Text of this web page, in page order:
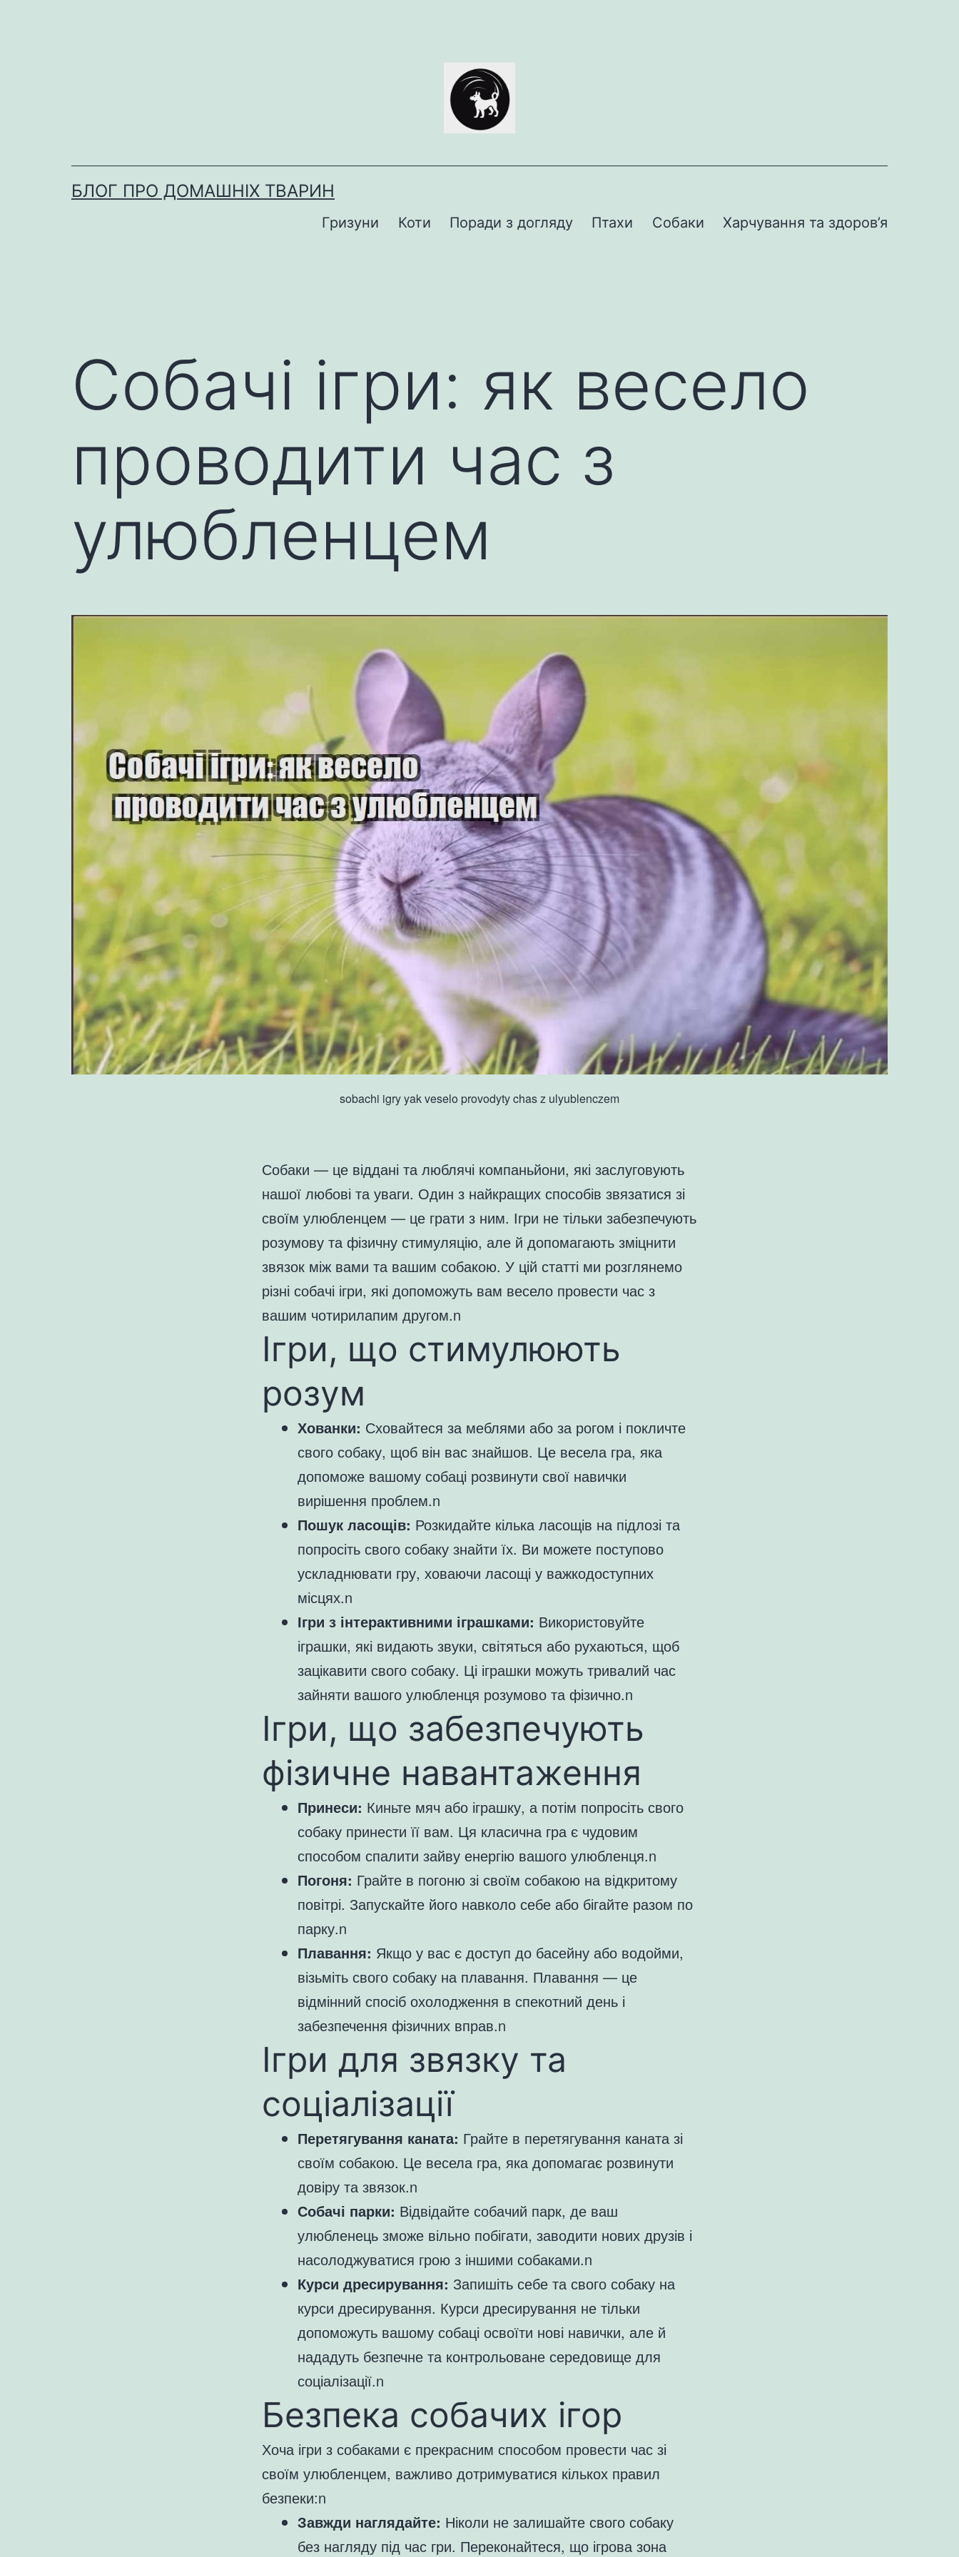
БЛОГ ПРО ДОМАШНІХ ТВАРИН
Гризуни Коти Поради з догляду Птахи Собаки Харчування та здоров’я
Собачі ігри: як весело
проводити час з
улюбленцем
sobachi igry yak veselo provodyty chas z ulyublenczem
Собаки — це віддані та люблячі компаньйони, які заслуговують
нашої любові та уваги. Один з найкращих способів звязатися зі
своїм улюбленцем — це грати з ним. Ігри не тільки забезпечують
розумову та фізичну стимуляцію, але й допомагають зміцнити
звязок між вами та вашим собакою. У цій статті ми розглянемо
різні собачі ігри, які допоможуть вам весело провести час з
вашим чотирилапим другом.n
Ігри, що стимулюють
розум
Хованки: Сховайтеся за меблями або за рогом і покличте
свого собаку, щоб він вас знайшов. Це весела гра, яка
допоможе вашому собаці розвинути свої навички
вирішення проблем.n
Пошук ласощів: Розкидайте кілька ласощів на підлозі та
попросіть свого собаку знайти їх. Ви можете поступово
ускладнювати гру, ховаючи ласощі у важкодоступних
місцях.n
Ігри з інтерактивними іграшками: Використовуйте
іграшки, які видають звуки, світяться або рухаються, щоб
зацікавити свого собаку. Ці іграшки можуть тривалий час
зайняти вашого улюбленця розумово та фізично.n
Ігри, що забезпечують
фізичне навантаження
Принеси: Киньте мяч або іграшку, а потім попросіть свого
собаку принести її вам. Ця класична гра є чудовим
способом спалити зайву енергію вашого улюбленця.n
Погоня: Грайте в погоню зі своїм собакою на відкритому
повітрі. Запускайте його навколо себе або бігайте разом по
парку.n
Плавання: Якщо у вас є доступ до басейну або водойми,
візьміть свого собаку на плавання. Плавання — це
відмінний спосіб охолодження в спекотний день і
забезпечення фізичних вправ.n
Ігри для звязку та
соціалізації
Перетягування каната: Грайте в перетягування каната зі
своїм собакою. Це весела гра, яка допомагає розвинути
довіру та звязок.n
Собачі парки: Відвідайте собачий парк, де ваш
улюбленець зможе вільно побігати, заводити нових друзів і
насолоджуватися грою з іншими собаками.n
Курси дресирування: Запишіть себе та свого собаку на
курси дресирування. Курси дресирування не тільки
допоможуть вашому собаці освоїти нові навички, але й
нададуть безпечне та контрольоване середовище для
соціалізації.n
Безпека собачих ігор
Хоча ігри з собаками є прекрасним способом провести час зі
своїм улюбленцем, важливо дотримуватися кількох правил
безпеки:n
Завжди наглядайте: Ніколи не залишайте свого собаку
без нагляду під час гри. Переконайтеся, що ігрова зона